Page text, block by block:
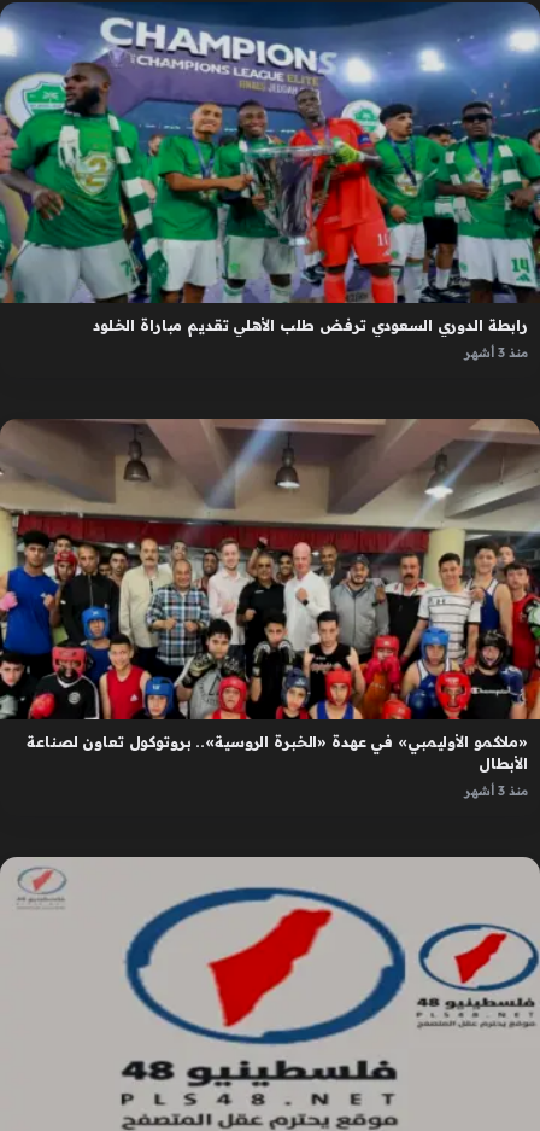
رابطة الدوري السعودي ترفض طلب الأهلي تقديم مباراة الخلود
منذ 3 أشهر
«ملاكمو الأوليمبي» في عهدة «الخبرة الروسية».. بروتوكول تعاون لصناعة
الأبطال
منذ 3 أشهر